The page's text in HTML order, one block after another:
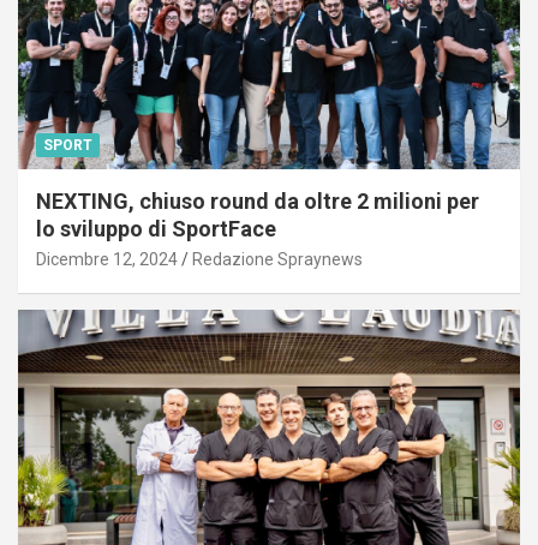
SPORT
NEXTING, chiuso round da oltre 2 milioni per
lo sviluppo di SportFace
Dicembre 12, 2024 Redazione Spraynews